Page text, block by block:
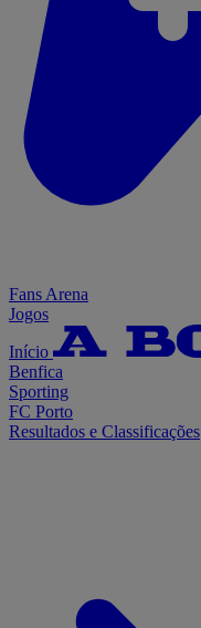
Fans Arena
Jogos
Início
Benfica
Sporting
FC Porto
Resultados e Classificações